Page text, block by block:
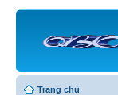
Trang chủ